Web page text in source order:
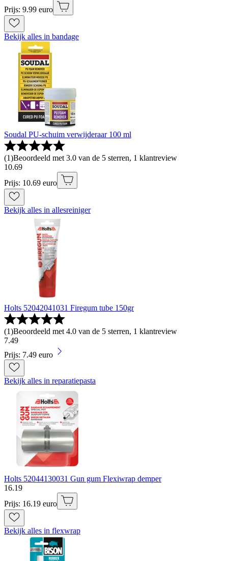
Prijs: 9.99 euro
Bekijk alles in bandage
Soudal PU-schuim verwijderaar 100 ml
(1)Beoordeeld met 3.0 van de 5 sterren, 1 klantreview
10.69
Prijs: 10.69 euro
Bekijk alles in allesreiniger
Holts 52042041031 Firegum tube 150gr
(1)Beoordeeld met 4.0 van de 5 sterren, 1 klantreview
7.49
Prijs: 7.49 euro
Bekijk alles in reparatiepasta
Holts 52044130031 Gun gum Flexiwrap demper
16.19
Prijs: 16.19 euro
Bekijk alles in flexwrap